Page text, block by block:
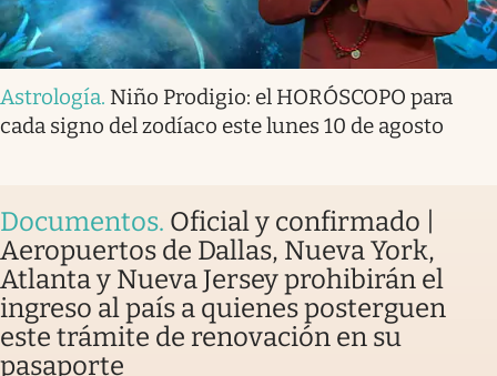
Astrología. Niño Prodigio: el HORÓSCOPO para
cada signo del zodíaco este lunes 10 de agosto
Documentos. Oficial y confirmado |
Aeropuertos de Dallas, Nueva York,
Atlanta y Nueva Jersey prohibirán el
ingreso al país a quienes posterguen
este trámite de renovación en su
pasaporte